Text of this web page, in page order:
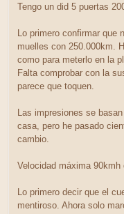
Tengo un did 5 puertas
Lo primero confirmar que
muelles con 250.000km.
como para meterlo en la
Falta comprobar con la
parece que toquen.
Las impresiones se
casa, pero he pasado
cambio.
Velocidad máxima 90kmh
Lo primero decir que el
mentiroso. Ahora solo